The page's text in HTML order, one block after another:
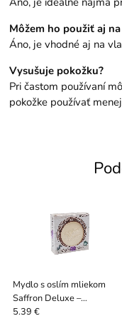
Môžem ho použiť aj
Áno, je vhodné aj na
Vysušuje pokožku?
Pri častom používaní
pokožke používať
Mydlo s oslím mliekom
Saffron Deluxe –
hydratačné mydlo 70 g
5.39 €